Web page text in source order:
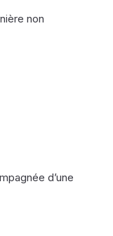
non
d’une